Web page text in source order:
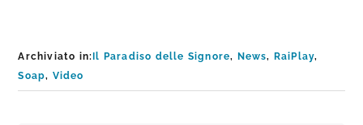
Archiviato in: Il Paradiso delle Signore, News, RaiPlay,
Soap, Video